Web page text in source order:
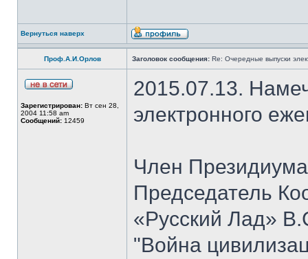
Вернуться наверх
Проф.А.И.Орлов Заголовок сообщения: Re: Очередные выпуски
Зарегистрирован: Вт сен 28,
2004 11:58 am
Сообщений: 12459
2015.07.13.
электронного
Член
Председатель
«Русский Лад»
"Война